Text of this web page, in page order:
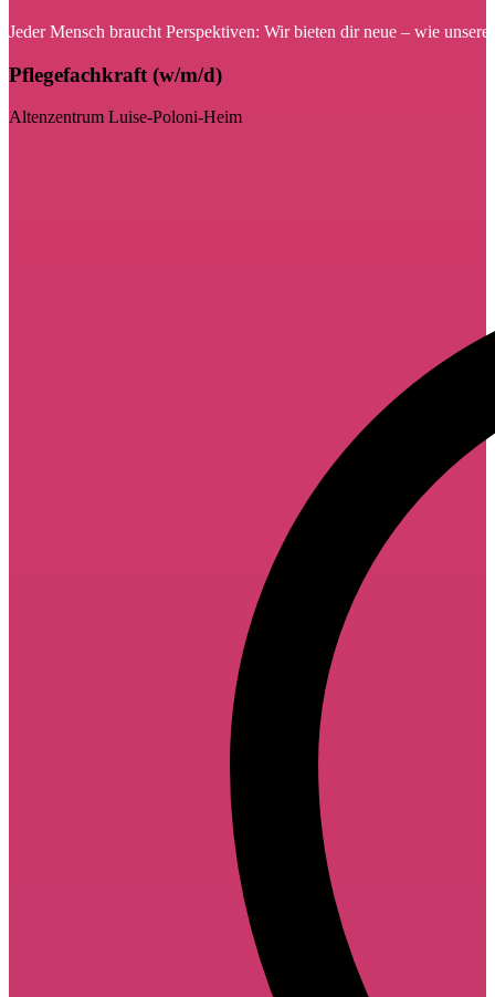
Jeder Mensch braucht Perspektiven: Wir bieten dir neue – wie
Pflegefachkraft (w/m/d)
Altenzentrum Luise-Poloni-Heim